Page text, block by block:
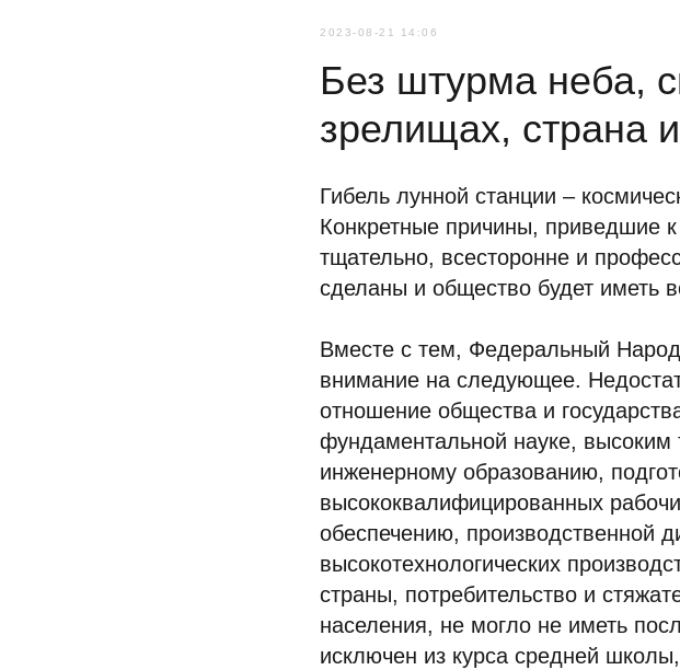
2023-08-21 14:06
Без штурма неба,
зрелищах, страна
Гибель лунной станции –
Конкретные причины, приведшие
тщательно, всесторонне и
сделаны и общество будет иметь
Вместе с тем, Федеральный
внимание на следующее.
отношение общества и
фундаментальной науке, высоким
инженерному образованию,
высококвалифицированных
обеспечению, производственной
высокотехнологических
страны, потребительство и
населения, не могло не иметь
исключен из курса средней